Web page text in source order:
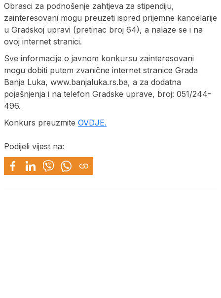
Obrasci za podnošenje zahtjeva za stipendiju,
zainteresovani mogu preuzeti ispred prijemne kancelarije
u Gradskoj upravi (pretinac broj 64), a nalaze se i na
ovoj internet stranici.
Sve informacije o javnom konkursu zainteresovani
mogu dobiti putem zvanične internet stranice Grada
Banja Luka, www.banjaluka.rs.ba, a za dodatna
pojašnjenja i na telefon Gradske uprave, broj: 051/244-
496.
Konkurs preuzmite OVDJE.
Podijeli vijest na: